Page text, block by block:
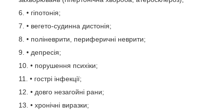
• гіпотонія;
• вегето-судинна дистонія;
• поліневрити, периферичні неврити;
• депресія;
• порушення психіки;
• гострі інфекції;
• довго незагойні рани;
• хронічні виразки;